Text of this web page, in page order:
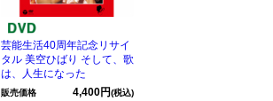
芸能生活40周年記念リサイ
タル 美空ひばり そして、歌
は、人生になった
販売価格 4,400円(税込)